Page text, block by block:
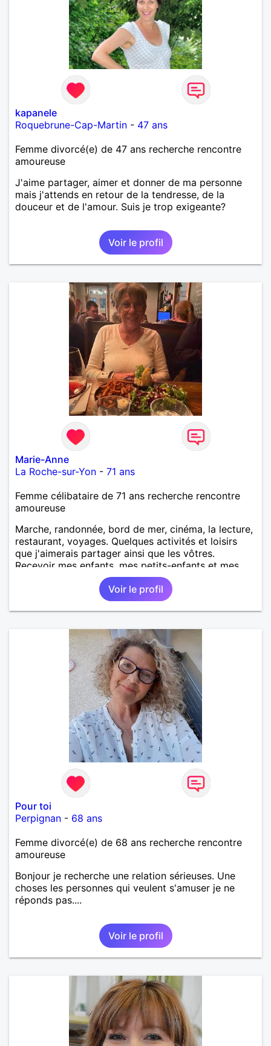
kapanele
Roquebrune-Cap-Martin - 47 ans
Femme divorcé(e) de 47 ans recherche rencontre
amoureuse
J'aime partager, aimer et donner de ma personne
mais j'attends en retour de la tendresse, de la
douceur et de l'amour. Suis je trop exigeante?
Voir le profil
Marie-Anne
La Roche-sur-Yon - 71 ans
Femme célibataire de 71 ans recherche rencontre
amoureuse
Marche, randonnée, bord de mer, cinéma, la lecture,
restaurant, voyages. Quelques activités et loisirs
que j'aimerais partager ainsi que les vôtres.
Recevoir mes enfants, mes petits-enfants et mes
amis. Bénévolat auprès des enfants à l’école, pour le
cinéma indépendant... Se rencontrer, être à l’écoute,
échanger avec une personne de confiance, pour une
vie de partage, de tendresse. Les voyages et où
dehors des sentiers battus me raviraient. Je
m'engage à répondre à votre message. Au plaisir de
Voir le profil
Pour toi
Perpignan - 68 ans
Femme divorcé(e) de 68 ans recherche rencontre
amoureuse
Bonjour je recherche une relation sérieuses. Une
choses les personnes qui veulent s'amuser je ne
réponds pas....
Voir le profil